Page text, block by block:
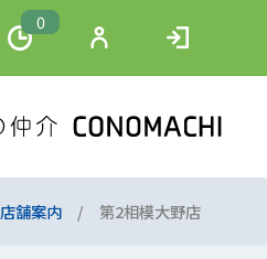
0
店舗案内 第2相模大野店